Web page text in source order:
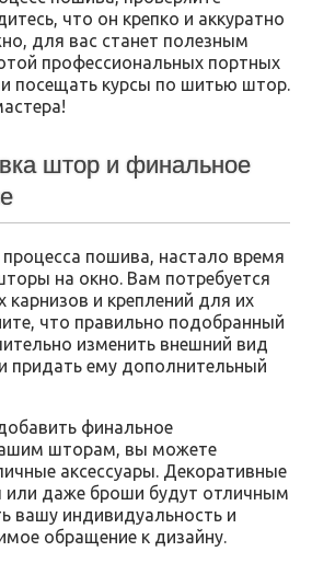
что он крепко и аккуратно
для вас станет полезным
профессиональных портных
посещать курсы по шитью штор.
штор и финальное
пошива, настало время
на окно. Вам потребуется
и креплений для их
что правильно подобранный
изменить внешний вид
придать ему дополнительный
финальное
шторам, вы можете
аксессуары. Декоративные
даже броши будут отличным
вашу индивидуальность и
обращение к дизайну.